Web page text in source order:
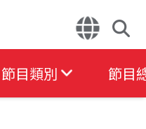
節目類別 節目